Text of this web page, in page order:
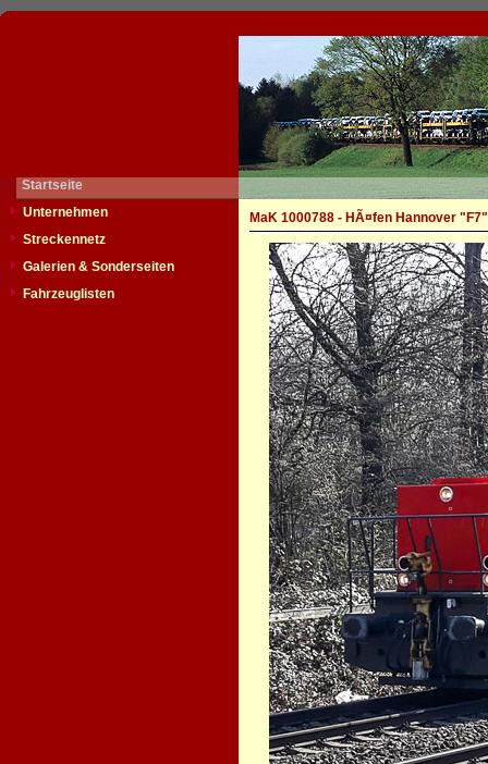
Startseite
Unternehmen
Streckennetz
Galerien & Sonderseiten
Fahrzeuglisten
MaK 1000788 - HÃ¤fen Hannover "F7"